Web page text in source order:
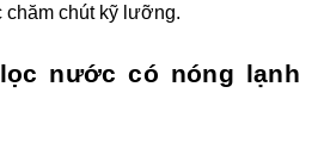
chút kỹ lưỡng.
nước có nóng lạnh